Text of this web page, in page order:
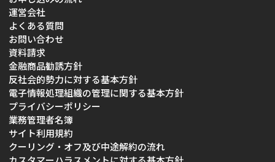
運営会社
よくある質問
お問い合わせ
資料請求
金融商品勧誘方針
反社会的勢力に対する基本方針
電子情報処理組織の管理に関する基本方針
プライバシーポリシー
業務管理者名簿
サイト利用規約
クーリング・オフ及び中途解約の流れ